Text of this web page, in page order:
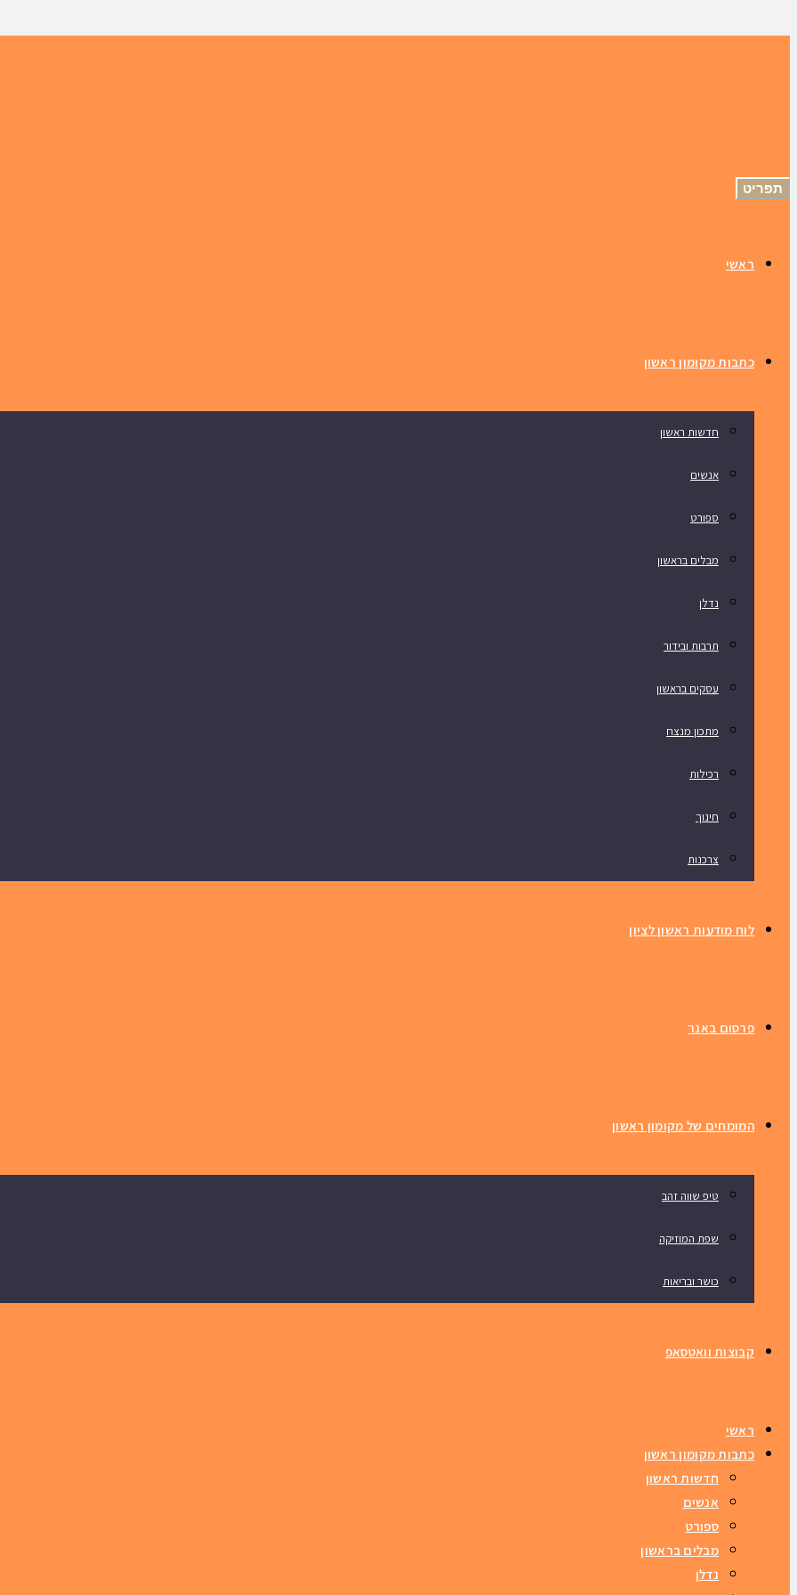
תפריט
ראשי
כתבות מקומון ראשון
חדשות ראשון
אנשים
ספורט
מבלים בראשון
נדלן
תרבות ובידור
עסקים בראשון
מתכון מנצח
רכילות
חינוך
צרכנות
לוח מודעות ראשון לציון
פרסום באנר
המומחים של מקומון ראשון
טיפ שווה זהב
שפת המוזיקה
כושר ובריאות
קבוצות וואטסאפ
ראשי
כתבות מקומון ראשון
חדשות ראשון
אנשים
ספורט
מבלים בראשון
נדלן